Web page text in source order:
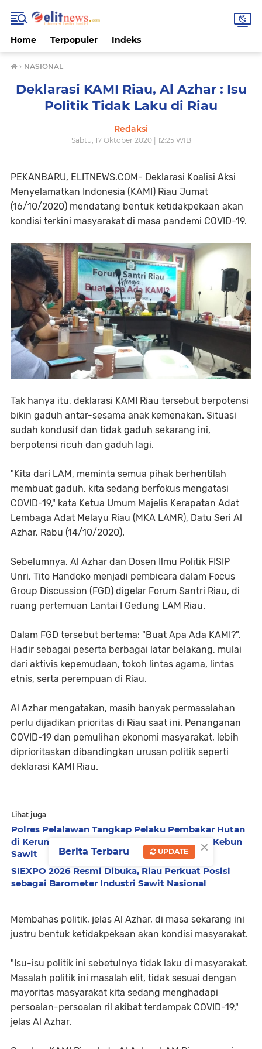
Home Terpopuler Indeks
› NASIONAL
Deklarasi KAMI Riau, Al Azhar : Isu
Politik Tidak Laku di Riau
Redaksi
Sabtu, 17 Oktober 2020 | 12:25 WIB
PEKANBARU, ELITNEWS.COM- Deklarasi Koalisi Aksi
Menyelamatkan Indonesia (KAMI) Riau Jumat
(16/10/2020) mendatang bentuk ketidakpekaan akan
kondisi terkini masyarakat di masa pandemi COVID-19.
Tak hanya itu, deklarasi KAMI Riau tersebut berpotensi
bikin gaduh antar-sesama anak kemenakan. Situasi
sudah kondusif dan tidak gaduh sekarang ini,
berpotensi ricuh dan gaduh lagi.
"Kita dari LAM, meminta semua pihak berhentilah
membuat gaduh, kita sedang berfokus mengatasi
COVID-19," kata Ketua Umum Majelis Kerapatan Adat
Lembaga Adat Melayu Riau (MKA LAMR), Datu Seri Al
Azhar, Rabu (14/10/2020).
Sebelumnya, Al Azhar dan Dosen Ilmu Politik FISIP
Unri, Tito Handoko menjadi pembicara dalam Focus
Group Discussion (FGD) digelar Forum Santri Riau, di
ruang pertemuan Lantai I Gedung LAM Riau.
Dalam FGD tersebut bertema: "Buat Apa Ada KAMI?".
Hadir sebagai peserta berbagai latar belakang, mulai
dari aktivis kepemudaan, tokoh lintas agama, lintas
etnis, serta perempuan di Riau.
Al Azhar mengatakan, masih banyak permasalahan
perlu dijadikan prioritas di Riau saat ini. Penanganan
COVID-19 dan pemulihan ekonomi masyarakat, lebih
diprioritaskan dibandingkan urusan politik seperti
deklarasi KAMI Riau.
Lihat juga
Polres Pelalawan Tangkap Pelaku Pembakar Hutan
di Kerumutan, Lahan Gambut Dibuka untuk Kebun
Sawit
SIEXPO 2026 Resmi Dibuka, Riau Perkuat Posisi
sebagai Barometer Industri Sawit Nasional
Membahas politik, jelas Al Azhar, di masa sekarang ini
justru bentuk ketidakpekaan akan kondisi masyarakat.
"Isu-isu politik ini sebetulnya tidak laku di masyarakat.
Masalah politik ini masalah elit, tidak sesuai dengan
mayoritas masyarakat kita sedang menghadapi
persoalan-persoalan ril akibat terdampak COVID-19,"
jelas Al Azhar.
×
Berita Terbaru UPDATE